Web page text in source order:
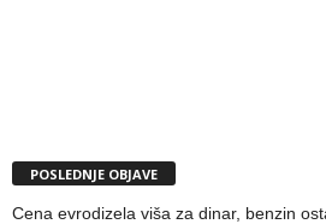
POSLEDNJE OBJAVE
Cena evrodizela viša za dinar, benzin